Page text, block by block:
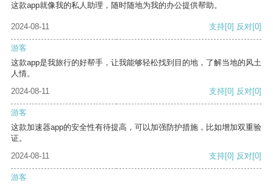
这款app就像我的私人助理，随时随地为我的办公提供帮助。
2024-08-11 支持[0] 反对[0]
游客
这款app是我旅行的好帮手，让我能够轻松找到目的地，了解当地的风土
人情。
2024-08-11
支持[0] 反对[0]
游客
这款加速器app的安全性有待提高，可以加强防护措施，比如增加双重验
证。
2024-08-11
支持[0] 反对[0]
游客